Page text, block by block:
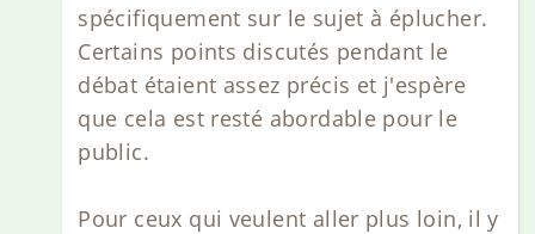
spécifiquement sur le sujet à éplucher.
Certains points discutés pendant le
débat étaient assez précis et j'espère
que cela est resté abordable pour le
public.
Pour ceux qui veulent aller plus loin, il y